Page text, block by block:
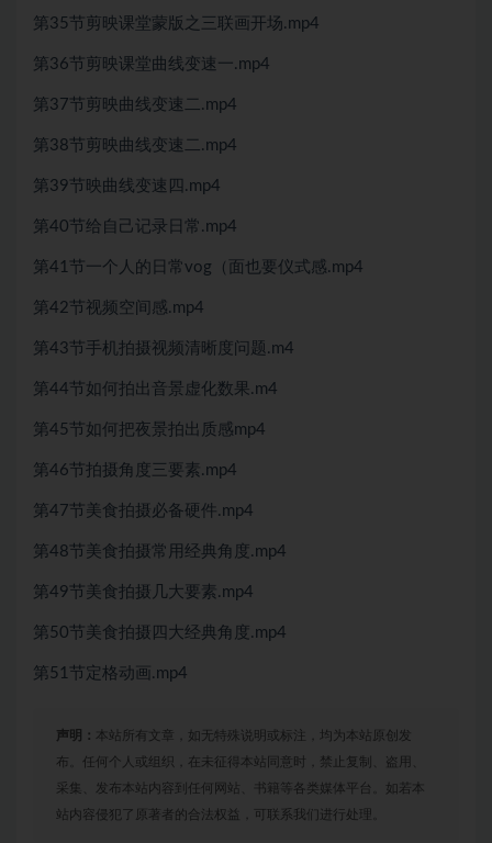
第35节剪映课堂蒙版之三联画开场.mp4
第36节剪映课堂曲线变速一.mp4
第37节剪映曲线变速二.mp4
第38节剪映曲线变速二.mp4
第39节映曲线变速四.mp4
第40节给自己记录日常.mp4
第41节一个人的日常vog（面也要仪式感.mp4
第42节视频空间感.mp4
第43节手机拍摄视频清晰度问题.m4
第44节如何拍出音景虚化数果.m4
第45节如何把夜景拍出质感mp4
第46节拍摄角度三要素.mp4
第47节美食拍摄必备硬件.mp4
第48节美食拍摄常用经典角度.mp4
第49节美食拍摄几大要素.mp4
第50节美食拍摄四大经典角度.mp4
第51节定格动画.mp4
声明： 本站所有文章，如无特殊说明或标注，均为本站原创发
布。任何个人或组织，在未征得本站同意时，禁止复制、盗用、
采集、发布本站内容到任何网站、书籍等各类媒体平台。如若本
站内容侵犯了原著者的合法权益，可联系我们进行处理。